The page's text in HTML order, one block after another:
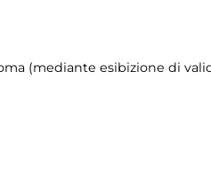
(mediante esibizione di